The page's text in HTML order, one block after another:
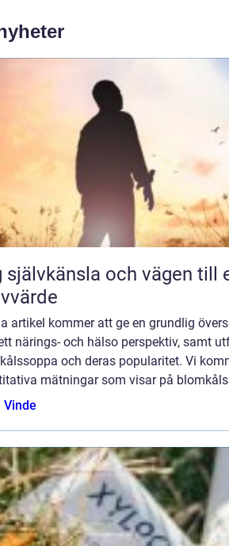
självkänsla och vägen till
artikel kommer att ge en grundlig
närings- och hälso perspektiv, samt
och deras popularitet. Vi
mätningar som visar på
Vinde